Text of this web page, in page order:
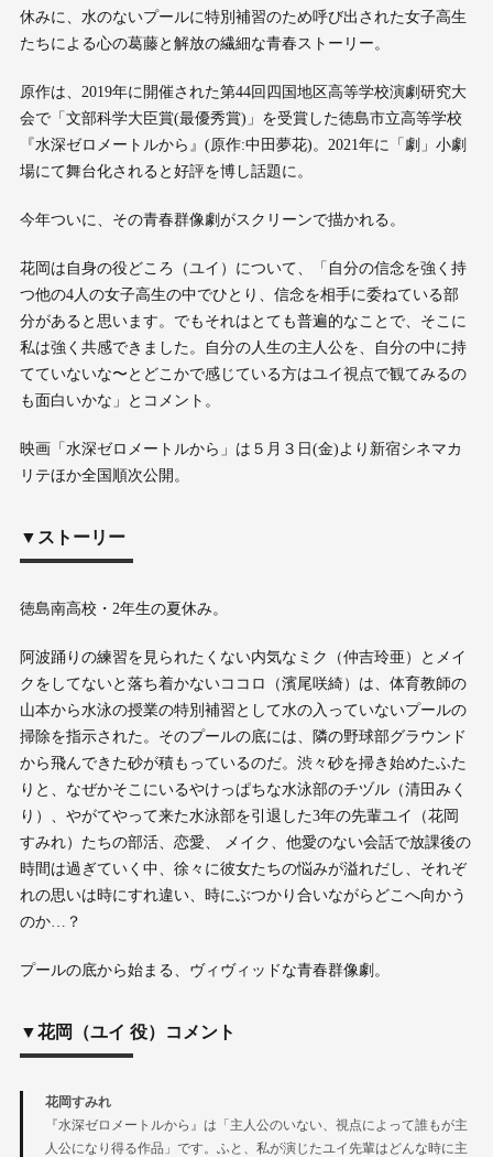
休みに、水のないプールに特別補習のため呼び出された女子高生
たちによる心の葛藤と解放の繊細な青春ストーリー。
原作は、2019年に開催された第44回四国地区高等学校演劇研究大
会で「文部科学大臣賞(最優秀賞)」を受賞した徳島市立高等学校
『水深ゼロメートルから』(原作:中田夢花)。2021年に「劇」小劇
場にて舞台化されると好評を博し話題に。
今年ついに、その青春群像劇がスクリーンで描かれる。
花岡は自身の役どころ（ユイ）について、「自分の信念を強く持
つ他の4人の女子高生の中でひとり、信念を相手に委ねている部
分があると思います。でもそれはとても普遍的なことで、そこに
私は強く共感できました。自分の人生の主人公を、自分の中に持
てていないな〜とどこかで感じている方はユイ視点で観てみるの
も面白いかな」とコメント。
映画「水深ゼロメートルから」は５月３日(金)より新宿シネマカ
リテほか全国順次公開。
▼ストーリー
徳島南高校・2年生の夏休み。
阿波踊りの練習を見られたくない内気なミク（仲吉玲亜）とメイ
クをしてないと落ち着かないココロ（濱尾咲綺）は、体育教師の
山本から水泳の授業の特別補習として水の入っていないプールの
掃除を指示された。そのプールの底には、隣の野球部グラウンド
から飛んできた砂が積もっているのだ。渋々砂を掃き始めたふた
りと、なぜかそこにいるやけっぱちな水泳部のチヅル（清田みく
り）、やがてやって来た水泳部を引退した3年の先輩ユイ（花岡
すみれ）たちの部活、恋愛、 メイク、他愛のない会話で放課後の
時間は過ぎていく中、徐々に彼女たちの悩みが溢れだし、それぞ
れの思いは時にすれ違い、時にぶつかり合いながらどこへ向かう
のか…？
プールの底から始まる、ヴィヴィッドな青春群像劇。
▼花岡（ユイ 役）コメント
花岡すみれ
『水深ゼロメートルから』は「主人公のいない、視点によって誰もが主
人公になり得る作品」です。ふと、私が演じたユイ先輩はどんな時に主